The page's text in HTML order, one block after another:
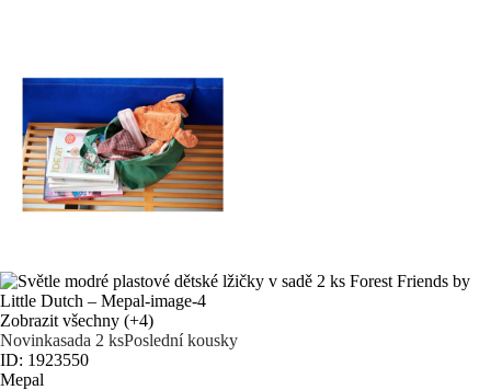
Zobrazit všechny (+4)
Novinkasada 2 ksPoslední kousky
ID: 1923550
Mepal